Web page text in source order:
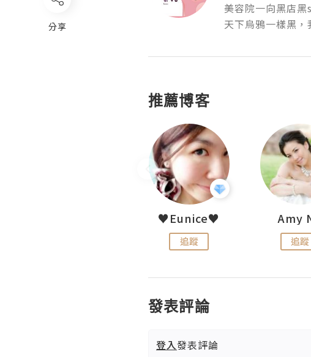
分享
美容院一向黑店
天下烏鴉一樣黑
推薦博客
♥Eunice♥
追蹤
Amy
追蹤
發表評論
登入發表評論